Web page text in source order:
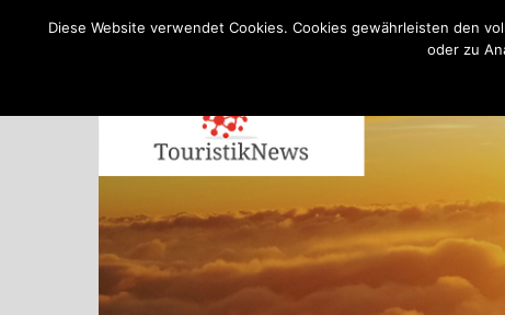
Diese Website verwendet Cookies. Cookies gewährleisten den
oder zu